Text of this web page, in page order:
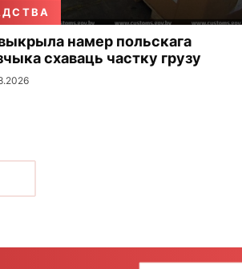
намер польскага
схаваць частку грузу